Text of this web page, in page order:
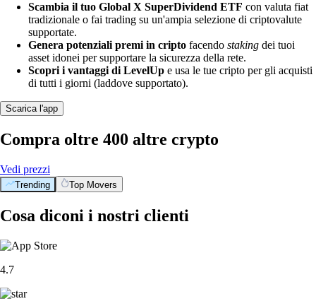
Scambia il tuo Global X SuperDividend ETF con valuta fiat
tradizionale o fai trading su un'ampia selezione di criptovalute
supportate.
Genera potenziali premi in cripto facendo staking dei tuoi
asset idonei per supportare la sicurezza della rete.
Scopri i vantaggi di LevelUp e usa le tue cripto per gli acquisti
di tutti i giorni (laddove supportato).
Scarica l'app
Compra oltre 400 altre crypto
Vedi prezzi
Trending Top Movers
Cosa diconi i nostri clienti
4.7